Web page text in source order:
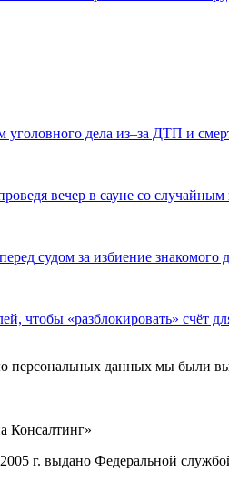
уголовного дела из–за ДТП и
вечер в сауне со
судом за избиение знакомого
чтобы «разблокировать» счёт
персональных данных мы были
Консалтинг»
г. выдано Федеральной